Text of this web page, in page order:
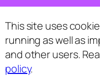
This site uses
running as well as
and other users.
policy.